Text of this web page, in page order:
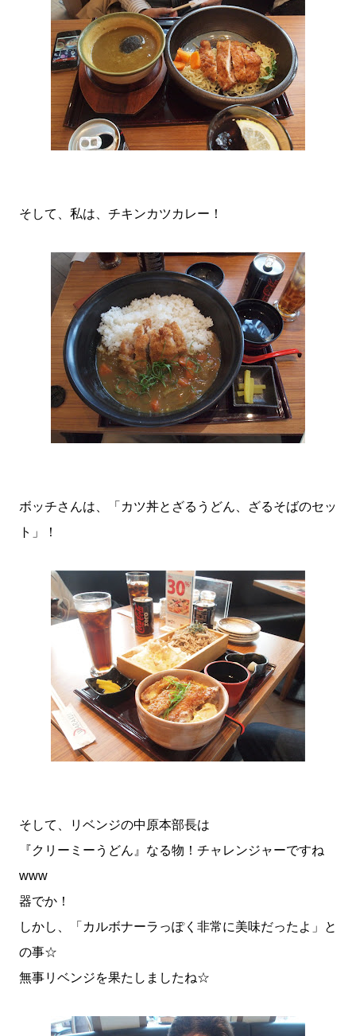
そして、私は、チキンカツカレー！
ボッチさんは、「カツ丼とざるうどん、ざるそばのセッ
ト」！
そして、リベンジの中原本部長は
『クリーミーうどん』なる物！チャレンジャーですね
www
器でか！
しかし、「カルボナーラっぽく非常に美味だったよ」と
の事☆
無事リベンジを果たしましたね☆